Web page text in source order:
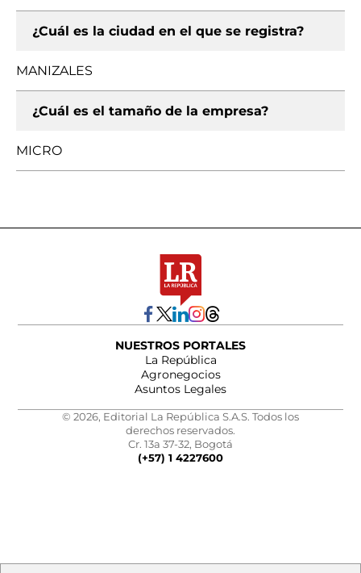
¿Cuál es la ciudad en el que se registra?
MANIZALES
¿Cuál es el tamaño de la empresa?
MICRO
NUESTROS PORTALES
La República
Agronegocios
Asuntos Legales
© 2026, Editorial La República S.A.S. Todos los
derechos reservados.
Cr. 13a 37-32, Bogotá
(+57) 1 4227600